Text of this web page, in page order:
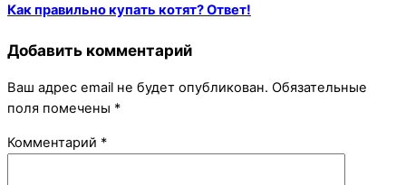
Как правильно купать котят? Ответ!
Добавить комментарий
Ваш адрес email не будет опубликован. Обязательные
поля помечены *
Комментарий *